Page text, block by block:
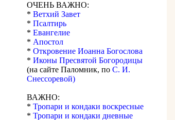
ОЧЕНЬ ВАЖНО:
* Ветхий Завет
* Псалтирь
* Евангелие
* Апостол
* Откровение Иоанна Богослова
* Иконы Пресвятой Богородицы
(на сайте Паломник, по С. И.
Снессоревой)
ВАЖНО:
* Тропари и кондаки воскресные
* Тропари и кондаки дневные